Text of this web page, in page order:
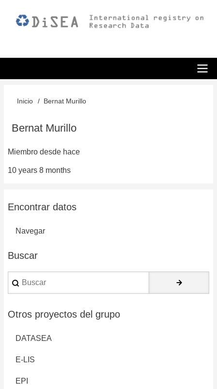
Sobrescribir
enlaces
ayuda
a
navegación
Inicio Bernat Murillo
Bernat Murillo
Miembro desde hace
10 years 8 months
Encontrar datos
Navegar
Buscar
Buscar
Otros proyectos del grupo
DATASEA
E-LIS
EPI